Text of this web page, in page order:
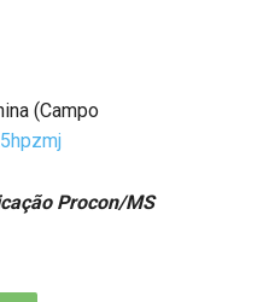
(Campo
Procon/MS